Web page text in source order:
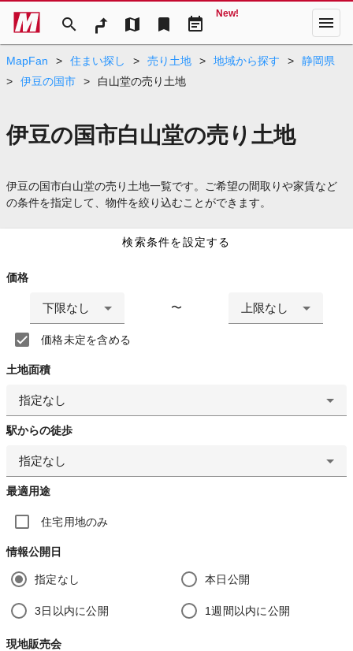
search map bookmark event_note
New! menu
MapFan > 住まい探し > 売り土地 > 地域から探す >
静岡県
>
伊豆の国市 > 白山堂の売り土地
伊豆の国市白山堂の売り土地
伊豆の国市白山堂の売り土地一覧です。ご希望の間取りや家賃など
の条件を指定して、物件を絞り込むことができます。
検索条件を設定する
価格
下限なし 〜 上限なし
価格未定を含める
土地面積
指定なし
駅からの徒歩
指定なし
最適用途
住宅用地のみ
情報公開日
指定なし 本日公開
3日以内に公開 1週間以内に公開
現地販売会